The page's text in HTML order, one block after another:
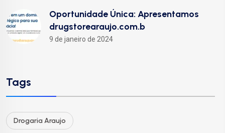
Oportunidade Única: Apresentamos
drugstorearaujo.com.b
9 de janeiro de 2024
Tags
Drogaria Araujo